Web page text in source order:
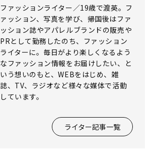
ファッションライター／19歳で渡英。フ
ァッション、写真を学び、帰国後はファ
ッション誌やアパレルブランドの販売や
PRとして勤務したのち、ファッション
ライターに。毎日がより楽しくなるよう
なファッション情報をお届けしたい、と
いう想いのもと、WEBをはじめ、雑
誌、TV、ラジオなど様々な媒体で活動
しています。
ライター記事一覧